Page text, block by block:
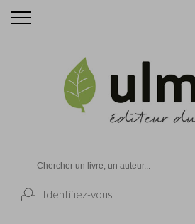
Identifiez-vous